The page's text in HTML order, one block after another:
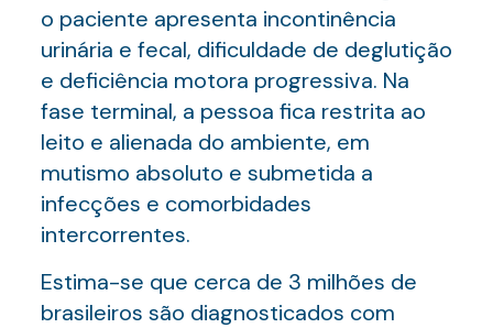
o paciente apresenta incontinência
urinária e fecal, dificuldade de deglutição
e deficiência motora progressiva. Na
fase terminal, a pessoa fica restrita ao
leito e alienada do ambiente, em
mutismo absoluto e submetida a
infecções e comorbidades
intercorrentes.
Estima-se que cerca de 3 milhões de
brasileiros são diagnosticados com